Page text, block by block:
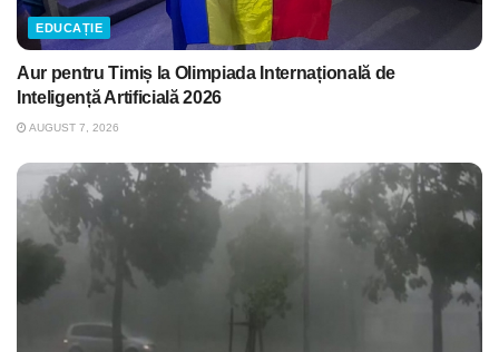
EDUCAȚIE
Aur pentru Timiș la Olimpiada Internațională de
Inteligență Artificială 2026
AUGUST 7, 2026